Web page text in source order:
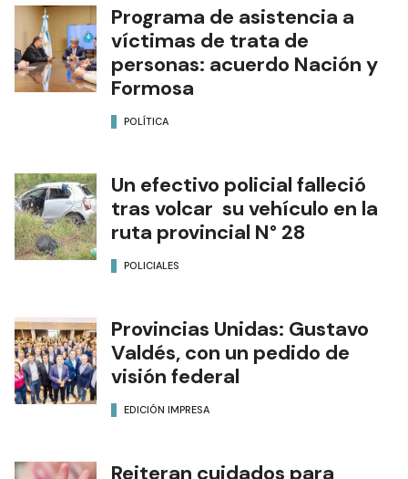
Programa de asistencia a
víctimas de trata de
personas: acuerdo Nación y
Formosa
POLÍTICA
Un efectivo policial falleció
tras volcar su vehículo en la
ruta provincial N° 28
POLICIALES
Provincias Unidas: Gustavo
Valdés, con un pedido de
visión federal
EDICIÓN IMPRESA
Reiteran cuidados para